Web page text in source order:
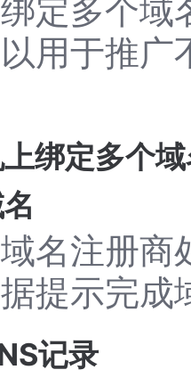
定多个
用于推
绑定多个
名注册
提示完成
记录